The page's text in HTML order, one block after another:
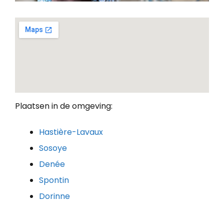
Plaatsen in de omgeving:
Hastière-Lavaux
Sosoye
Denée
Spontin
Dorinne